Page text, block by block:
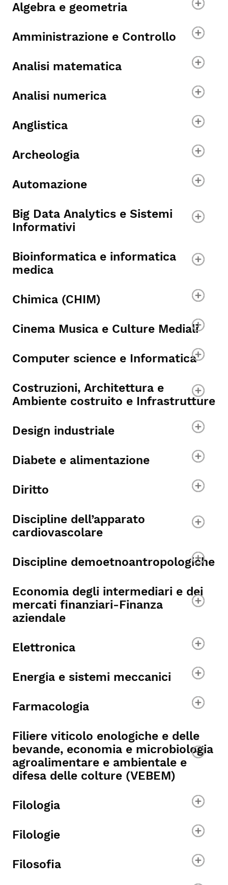
Algebra e geometria
Amministrazione e Controllo
Analisi matematica
Analisi numerica
Anglistica
Archeologia
Automazione
Big Data Analytics e Sistemi
Informativi
Bioinformatica e informatica
medica
Chimica (CHIM)
Cinema Musica e Culture Mediali
Computer science e Informatica
Costruzioni, Architettura e
Ambiente costruito e Infrastrutture
Design industriale
Diabete e alimentazione
Diritto
Discipline dell’apparato
cardiovascolare
Discipline demoetnoantropologiche
Economia degli intermediari e dei
mercati finanziari-Finanza
aziendale
Elettronica
Energia e sistemi meccanici
Farmacologia
Filiere viticolo enologiche e delle
bevande, economia e microbiologia
agroalimentare e ambientale e
difesa delle colture (VEBEM)
Filologia
Filologie
Filosofia